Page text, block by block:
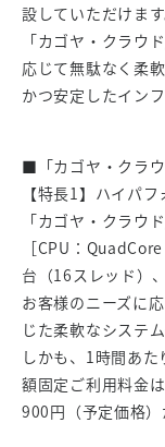
設していただけます
「カゴヤ・クラウ
応じて無駄なく柔軟
かつ安定したイン
■「カゴヤ・クラ
【特長1】ハイパ
「カゴヤ・クラウ
［CPU：
台（16スレッド）
お客様のニーズに応
じた柔軟なシステ
しかも、1時間あ
額固定ご利用料金は
900円（予定価格）